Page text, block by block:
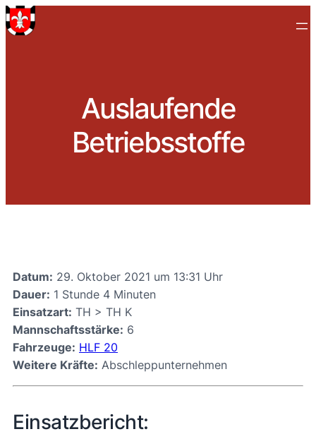
Auslaufende
Betriebsstoffe
Datum: 29. Oktober 2021 um 13:31 Uhr
Dauer: 1 Stunde 4 Minuten
Einsatzart: TH > TH K
Mannschaftsstärke: 6
Fahrzeuge: HLF 20
Weitere Kräfte: Abschleppunternehmen
Einsatzbericht: